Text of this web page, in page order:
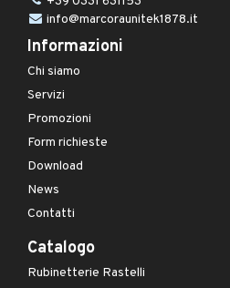
info@marcoraunitek1878.it
Informazioni
Chi siamo
Servizi
Promozioni
Form richieste
Download
News
Contatti
Catalogo
Rubinetterie Rastelli